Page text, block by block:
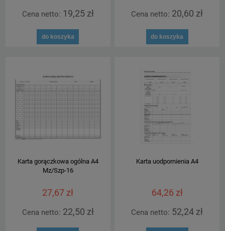
Cena netto: 19,25 zł
do koszyka
Cena netto: 20,60 zł
do koszyka
Karta gorączkowa ogólna A4
Mz/Szp-16
27,67 zł
Cena netto: 22,50 zł
Karta uodpornienia A4
64,26 zł
Cena netto: 52,24 zł